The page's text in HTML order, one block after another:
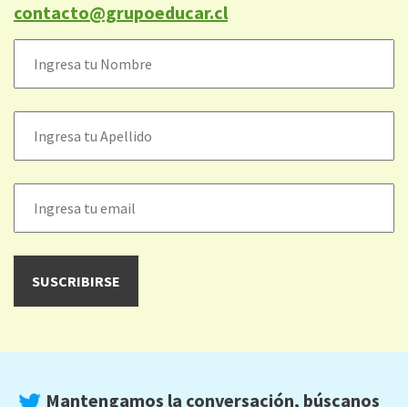
contacto@grupoeducar.cl
Mantengamos la conversación, búscanos